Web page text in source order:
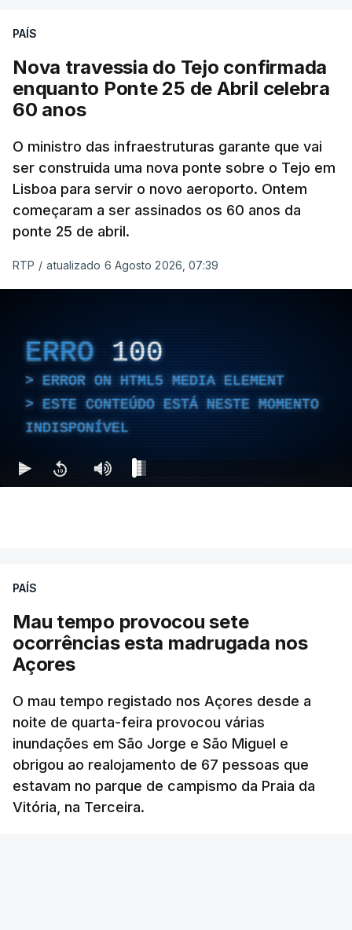
PAÍS
Nova travessia do Tejo confirmada
enquanto Ponte 25 de Abril celebra
60 anos
O ministro das infraestruturas garante que vai
ser construida uma nova ponte sobre o Tejo em
Lisboa para servir o novo aeroporto. Ontem
começaram a ser assinados os 60 anos da
ponte 25 de abril.
RTP / atualizado 6 Agosto 2026, 07:39
ERRO 100
ERROR ON HTML5 MEDIA ELEMENT
ESTE CONTEÚDO ESTÁ NESTE MOMENTO
INDISPONÍVEL
PAÍS
Mau tempo provocou sete
ocorrências esta madrugada nos
Açores
O mau tempo registado nos Açores desde a
noite de quarta-feira provocou várias
inundações em São Jorge e São Miguel e
obrigou ao realojamento de 67 pessoas que
estavam no parque de campismo da Praia da
Vitória, na Terceira.